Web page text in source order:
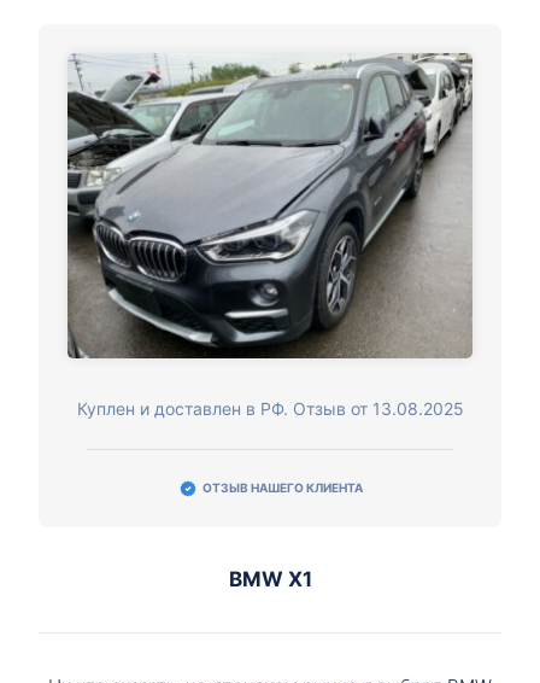
Куплен и доставлен в РФ. Отзыв от 13.08.2025
ОТЗЫВ НАШЕГО КЛИЕНТА
BMW X1